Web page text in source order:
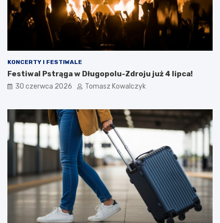
KONCERTY I FESTIWALE
Festiwal Pstrąga w Długopolu-Zdroju już 4 lipca!
30 czerwca 2026 Tomasz Kowalczyk